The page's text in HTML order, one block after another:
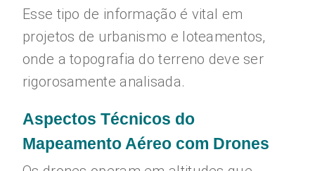
Esse tipo de informação é vital em
projetos de urbanismo e loteamentos,
onde a topografia do terreno deve ser
rigorosamente analisada.
Aspectos Técnicos do
Mapeamento Aéreo com Drones